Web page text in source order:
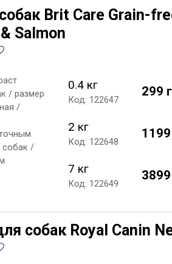
Brit Care Grain-
Salmon
/ размер
/
собак /
0.4 кг
Код: 122647
299
2 кг
Код: 122648
7 кг
Код: 122649
собак Royal Canin